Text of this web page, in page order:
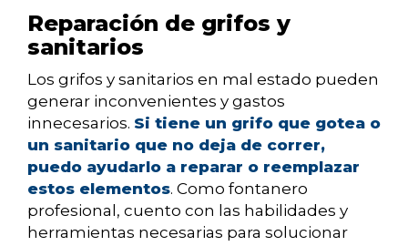
Reparación de grifos y
sanitarios
Los grifos y sanitarios en mal estado pueden
generar inconvenientes y gastos
innecesarios. Si tiene un grifo que gotea o
un sanitario que no deja de correr,
puedo ayudarlo a reparar o reemplazar
estos elementos. Como fontanero
profesional, cuento con las habilidades y
herramientas necesarias para solucionar